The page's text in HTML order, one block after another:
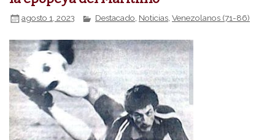
agosto 1, 2023 Destacado, Noticias,Venezolanos (71-86)